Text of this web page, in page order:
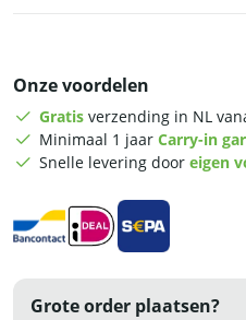
-
mm
Onze voordelen
Gratis verzending in NL
Minimaal 1 jaar Carry-in
Snelle levering door eigen
Grote order plaatsen?